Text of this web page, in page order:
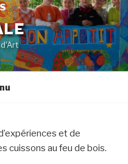
et de
cuissons au feu de bois.